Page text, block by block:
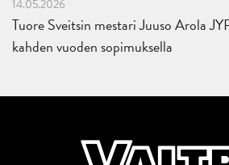
14.05.2026
Tuore Sveitsin mestari Juuso Arola
kahden vuoden sopimuksella